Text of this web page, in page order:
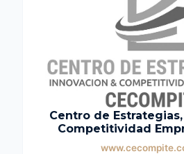
Centro de
Competitividad